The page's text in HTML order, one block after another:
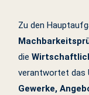
Zu den
die
verantwortet das
Gewerke,